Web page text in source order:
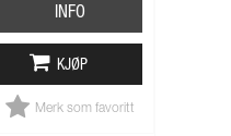
INFO
KJØP
Merk som favoritt